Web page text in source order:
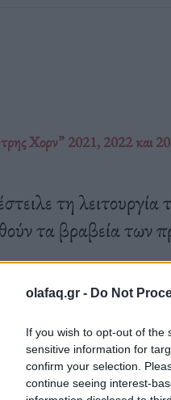
olafaq.gr - Do Not
If you wish to opt-out of the
sensitive information for
confirm your selection.
continue seeing interest-
Χορν” 2021, 2022 και
τη λειτουργία
τα βραβεία των